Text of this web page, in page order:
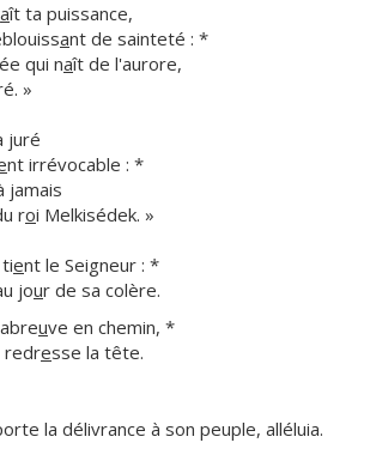
aît ta puissance,
ant de sainteté : *
qui naît de l'aurore,
»
juré
nt irrévocable : *
jamais
roi Melkisédek. »
ent le Seigneur : *
jour de sa colère.
uve en chemin, *
redresse la tête.
la délivrance à son peuple, alléluia.